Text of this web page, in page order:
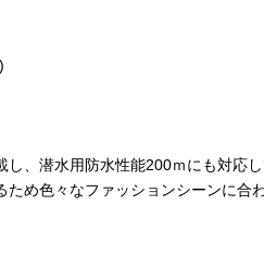
し、潜水用防水性能200ｍにも対応
ため色々なファッションシーンに合